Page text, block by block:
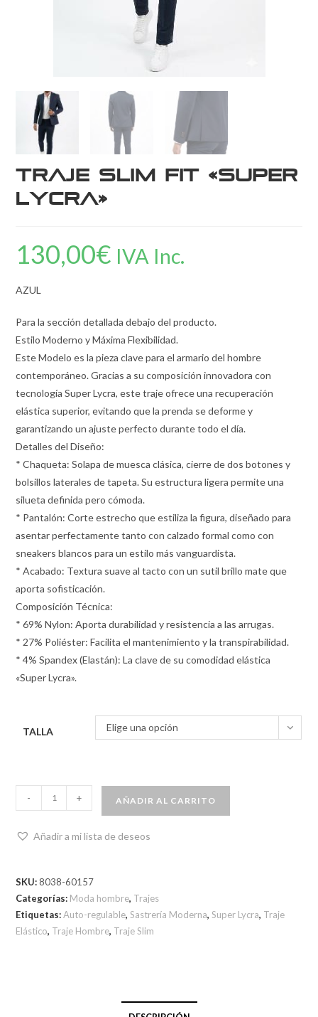
Traje Slim Fit «Super
Lycra»
130,00€ IVA Inc.
AZUL
Para la sección detallada debajo del producto.
Estilo Moderno y Máxima Flexibilidad.
Este Modelo es la pieza clave para el armario del hombre
contemporáneo. Gracias a su composición innovadora con
tecnología Super Lycra, este traje ofrece una recuperación
elástica superior, evitando que la prenda se deforme y
garantizando un ajuste perfecto durante todo el día.
Detalles del Diseño:
* Chaqueta: Solapa de muesca clásica, cierre de dos botones y
bolsillos laterales de tapeta. Su estructura ligera permite una
silueta definida pero cómoda.
* Pantalón: Corte estrecho que estiliza la figura, diseñado para
asentar perfectamente tanto con calzado formal como con
sneakers blancos para un estilo más vanguardista.
* Acabado: Textura suave al tacto con un sutil brillo mate que
aporta sofisticación.
Composición Técnica:
* 69% Nylon: Aporta durabilidad y resistencia a las arrugas.
* 27% Poliéster: Facilita el mantenimiento y la transpirabilidad.
* 4% Spandex (Elastán): La clave de su comodidad elástica
«Super Lycra».
TALLA Elige una opción
- + AÑADIR AL CARRITO
Añadir a mi lista de deseos
SKU:8038-60157
Categorías: Moda hombre, Trajes
Etiquetas:Auto-regulable,Sastrería Moderna,Super Lycra, Traje
Elástico, Traje Hombre, Traje Slim